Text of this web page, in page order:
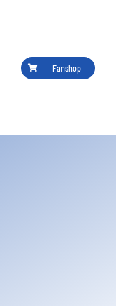
Fanshop